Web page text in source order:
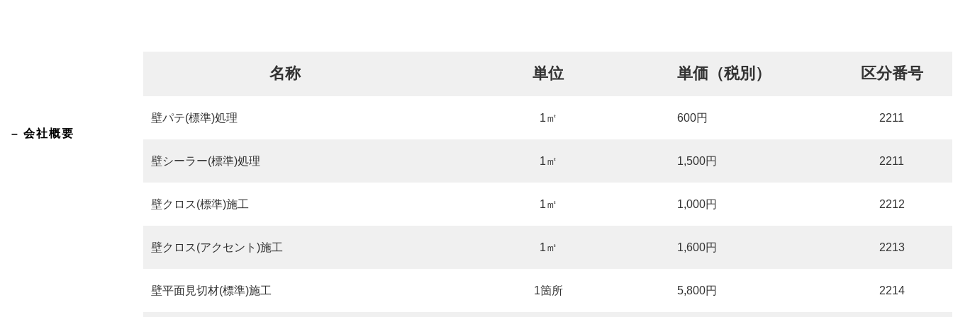
– 会社概要
名称 単位 単価（税別） 区分番号
壁パテ(標準)処理 1㎡ 600円 2211
壁シーラー(標準)処理 1㎡ 1,500円 2211
壁クロス(標準)施工 1㎡ 1,000円 2212
壁クロス(アクセント)施工 1㎡ 1,600円 2213
壁平面見切材(標準)施工 1箇所 5,800円 2214